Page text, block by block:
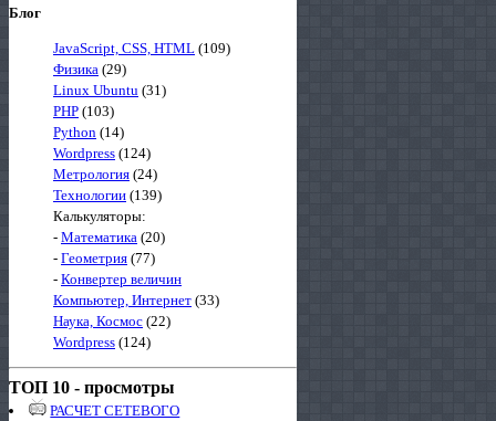
Блог
JavaScript, CSS, HTML (109)
Физика (29)
Linux Ubuntu (31)
PHP (103)
Python (14)
Wordpress (124)
Метрология (24)
Технологии (139)
Калькуляторы:
- Математика (20)
- Геометрия (77)
- Конвертер величин
Компьютер, Интернет (33)
Наука, Космос (22)
Wordpress (124)
ТОП 10 - просмотры
РАСЧЕТ СЕТЕВОГО